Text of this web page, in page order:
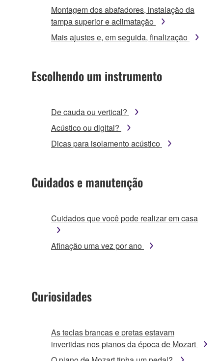
Montagem dos abafadores, instalação da
tampa superior e aclimatação
Mais ajustes e, em seguida, finalização
Escolhendo um instrumento
De cauda ou vertical?
Acústico ou digital?
Dicas para isolamento acústico
Cuidados e manutenção
Cuidados que você pode realizar em casa
Afinação uma vez por ano
Curiosidades
As teclas brancas e pretas estavam
invertidas nos pianos da época de Mozart